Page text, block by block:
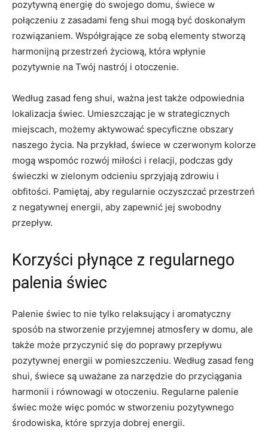
pozytywną energię do ⁣swojego ‍domu, świece w ​
połączeniu z zasadami feng shui mogą być ​doskonałym
rozwiązaniem. Współgrające ze ​sobą ‌elementy‍ stworzą
harmonijną przestrzeń życiową, która ‌wpłynie
pozytywnie na Twój⁤ nastrój i otoczenie.
Według zasad ⁢feng shui, ważna jest ‌także odpowiednia
lokalizacja świec. Umieszczając je w strategicznych
miejscach, możemy aktywować specyficzne obszary
naszego życia. Na przykład, świece ⁤w czerwonym⁤ kolorze
mogą wspomóc rozwój miłości i relacji, podczas​ gdy
świeczki w zielonym⁣ odcieniu sprzyjają zdrowiu i
obfitości. Pamiętaj, aby regularnie oczyszczać⁢ przestrzeń
z ⁣negatywnej energii, aby zapewnić jej swobodny
przepływ.
Korzyści płynące z regularnego
palenia świec
Palenie świec to nie tylko⁢ relaksujący i aromatyczny
sposób na stworzenie przyjemnej atmosfery⁤ w domu, ale
także​ może przyczynić się do poprawy przepływu⁢
pozytywnej energii w pomieszczeniu. Według zasad feng‍
shui, świece są uważane ⁢za narzędzie do ‌przyciągania
harmonii‌ i⁢ równowagi w otoczeniu. Regularne palenie
⁤świec ⁢może więc ‍pomóc w stworzeniu pozytywnego
⁢środowiska, ​które sprzyja dobrej energii.